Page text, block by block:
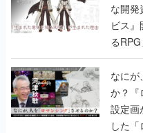
な開発
ビス
る
書】
なにが
か？『
設定画
した